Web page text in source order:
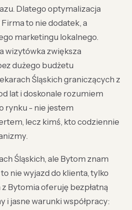
Dlatego optymalizacja
to nie dodatek, a
marketingu lokalnego.
wizytówka zwiększa
dużego budżetu
Śląskich graniczących z
lat i doskonale rozumiem
rynku - nie jestem
lecz kimś, kto codziennie
Śląskich, ale Bytom znam
nie wyjazd do klienta, tylko
Bytomia oferuję bezpłatną
i jasne warunki współpracy: